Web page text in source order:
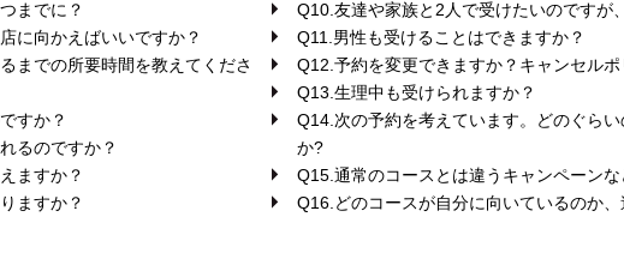
までに？
に向かえばいいですか？
までの所要時間を教えてくださ
すか？
るのですか？
ますか？
ますか？
Q10.友達や家族と2人で受けたいのですが
Q11.男性も受けることはできますか？
Q12.予約を変更できますか？キャンセル
Q13.生理中も受けられますか？
Q14.次の予約を考えています。どのぐら
か?
Q15.通常のコースとは違うキャンペーンな
Q16.どのコースが自分に向いているのか、